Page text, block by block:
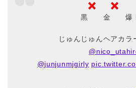
黒 金 爆
じゅんじゅんヘアカラ
@junjunmjgirly